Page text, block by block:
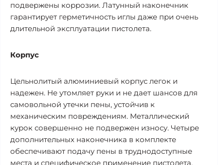
подвержены коррозии. Латунный наконечник
гарантирует герметичность иглы даже при очень
длительной эксплуатации пистолета.
Корпус
Цельнолитый алюминиевый корпус легок и
надежен. Не утомляет руки и не дает шансов для
самовольной утечки пены, устойчив к
механическим повреждениям. Металлический
курок совершенно не подвержен износу. Четыре
дополнительных наконечника в комплекте
обеспечивают подачу пены в труднодоступные
места и специфическое применение пистолета.